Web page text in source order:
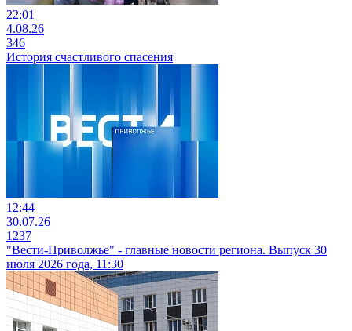
22:01
4.08.26
346
История счастливого спасения
12:44
30.07.26
1237
"Вести-Приволжье" - главные новости региона. Выпуск 30
июля 2026 года, 11:30